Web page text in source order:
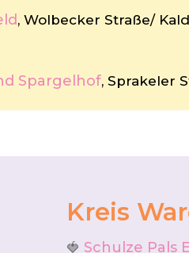
, Wolbecker Straße/
Spargelhof, Sprakeler
Kreis
🍓 Schulze Pals